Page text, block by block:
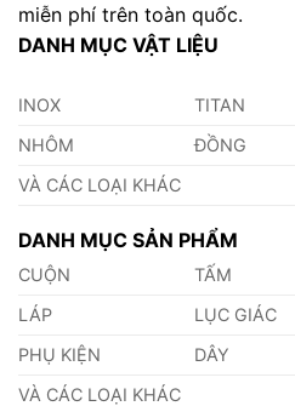
miễn phí trên toàn quốc.
DANH MỤC VẬT LIỆU
INOX TITAN
NHÔM
ĐỒNG
VÀ CÁC LOẠI KHÁC
DANH MỤC SẢN PHẨM
CUỘN TẤM
LÁP
LỤC GIÁC
PHỤ KIỆN
DÂY
VÀ CÁC LOẠI KHÁC